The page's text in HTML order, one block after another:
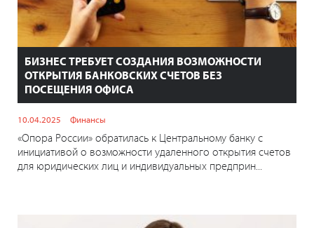
БИЗНЕС ТРЕБУЕТ СОЗДАНИЯ ВОЗМОЖНОСТИ
ОТКРЫТИЯ БАНКОВСКИХ СЧЕТОВ БЕЗ
ПОСЕЩЕНИЯ ОФИСА
10.04.2025 Финансы
«Опора России» обратилась к Центральному банку с
инициативой о возможности удаленного открытия счетов
для юридических лиц и индивидуальных предприн...